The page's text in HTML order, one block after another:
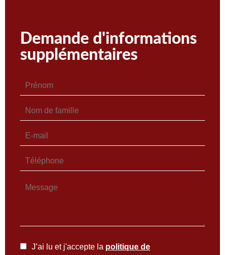
Demande d'informations
supplémentaires
J’ai lu et j'accepte la politique de